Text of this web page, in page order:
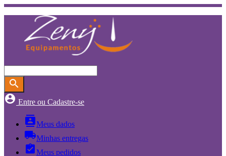
search
account_circle Entre ou Cadastre-se
contactsMeus dados
local_shippingMinhas entregas
assignment_turned_inMeus pedidos